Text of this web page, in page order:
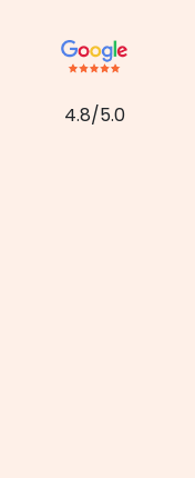
4.8/5.0